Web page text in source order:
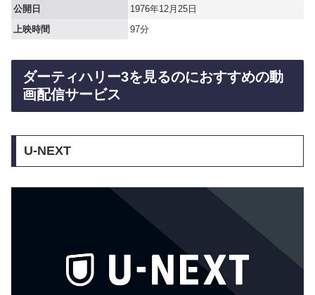
公開日
1976年12月25日
上映時間
97分
ダーティハリー3を見るのにおすすめの動
画配信サービス
U-NEXT